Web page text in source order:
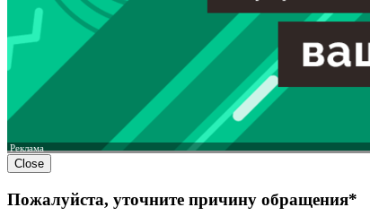
Реклама
Close
Пожалуйста, уточните причину обращения*